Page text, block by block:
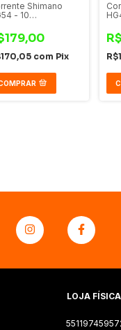
Shimano
- 10
com Pix
LOJA FÍSICA